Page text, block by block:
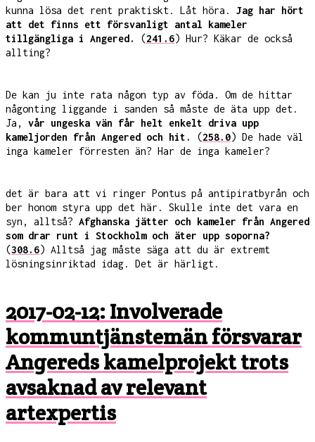
kunna lösa det rent praktiskt. Låt höra. Jag har hört
att det finns ett försvanligt antal kameler
tillgängliga i Angered.
(241.6) Hur? Käkar de också
allting?
De kan ju inte rata någon typ av föda. Om de hittar
någonting liggande i sanden så måste de äta upp det.
Ja, vår ungeska vän får helt enkelt driva upp
kameljorden från Angered och hit.
(258.0) De hade väl
inga kameler förresten än? Har de inga kameler?
det är bara att vi ringer Pontus på antipiratbyrån och
ber honom styra upp det här. Skulle inte det vara en
syn, alltså? Afghanska jätter och kameler från Angered
som drar runt i Stockholm och äter upp soporna?
(308.6) Alltså jag måste säga att du är extremt
lösningsinriktad idag. Det är härligt.
2017-02-12: Involverade
kommuntjänstemän försvarar
Angereds kamelprojekt trots
avsaknad av relevant
artexpertis